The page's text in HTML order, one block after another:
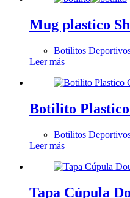
Mug plastico
Botilitos
Leer más
Botilito
Botilitos
Leer más
Tapa Cúpula